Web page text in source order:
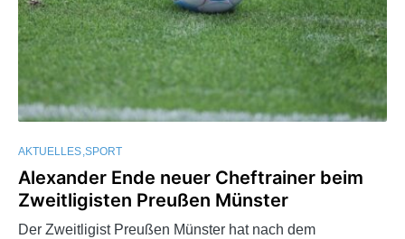
AKTUELLES SPORT
Alexander Ende neuer Cheftrainer beim
Zweitligisten Preußen Münster
Der Zweitligist Preußen Münster hat nach dem